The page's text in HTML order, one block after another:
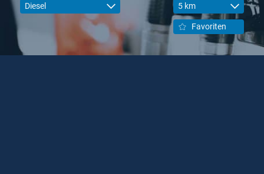
Diesel 5 km
Favoriten